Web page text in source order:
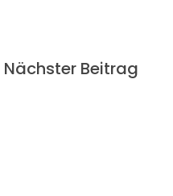
Nächster Beitrag